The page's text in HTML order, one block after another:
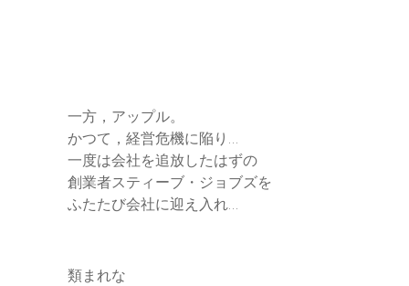
一方，アップル。
かつて，経営危機に陥り…
一度は会社を追放したはずの
創業者スティーブ・ジョブズを
ふたたび会社に迎え入れ…
類まれな